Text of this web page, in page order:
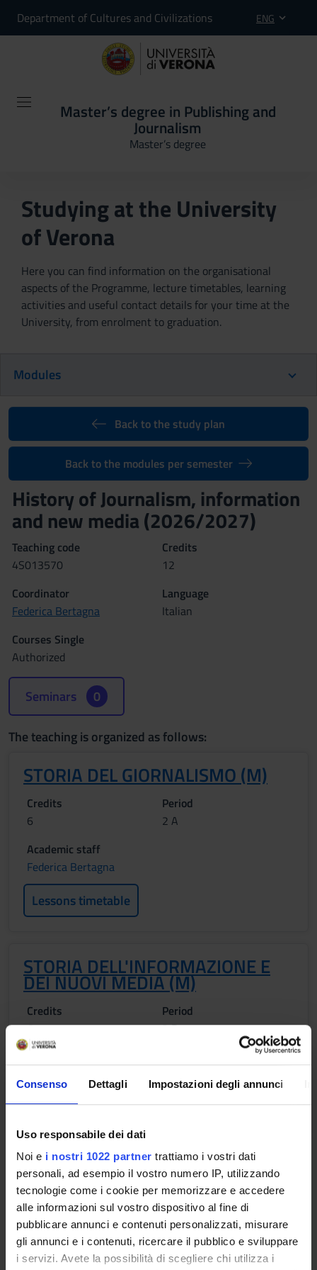
Consenso Dettagli Impostazioni degli annunci
Uso responsabile dei dati
Noi e i nostri 1022 partner trattiamo i vostri dati
personali, ad esempio il vostro numero IP, utilizzando
tecnologie come i cookie per memorizzare e accedere
alle informazioni sul vostro dispositivo al fine di
pubblicare annunci e contenuti personalizzati, misurare
gli annunci e i contenuti, ricercare il pubblico e sviluppare
i servizi. Avete la possibilità di scegliere chi utilizza i
Department of Cultures and Civilizations ENG
Master’s degree in Publishing and
Journalism
Master’s degree
Studying at the University
of Verona
Here you can find information on the organisational
aspects of the Programme, lecture timetables, learning
activities and useful contact details for your time at the
University, from enrolment to graduation.
Modules
Back to the study plan
Back to the modules per semester
History of Journalism, information
and new media (2026/2027)
Teaching code
4S013570
Credits
12
Coordinator
Federica Bertagna
Language
Italian
Courses Single
Authorized
Seminars 0
The teaching is organized as follows:
STORIA DEL GIORNALISMO (M)
Credits
6
Period
2 A
Academic staff
Federica Bertagna
Lessons timetable
STORIA DELL'INFORMAZIONE E
DEI NUOVI MEDIA (M)
Credits
6
Period
2 B
Lessons timetable
Learning objectives
The course aims to offer students specific knowledge of the
history of journalism, the mechanisms of formation and
orientation of public opinion, as well as the fundamental tools
to analyze the role of journalism and publishing in
contemporary society. At the end of the course the student